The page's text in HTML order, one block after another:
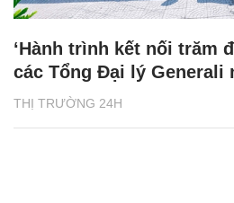
THỊ TRƯỜNG 24H
‘Hành trình kết nối trăm
các Tổng Đại lý Generali